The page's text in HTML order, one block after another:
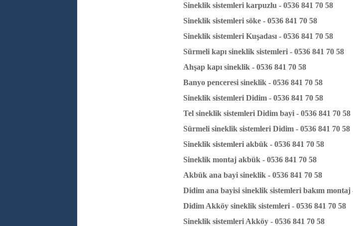
Sineklik sistemleri karpuzlu - 0536 841 70 58
Sineklik sistemleri söke - 0536 841 70 58
Sineklik sistemleri Kuşadası - 0536 841 70 58
Sürmeli kapı sineklik sistemleri - 0536 841 70 58
Ahşap kapı sineklik - 0536 841 70 58
Banyo penceresi sineklik - 0536 841 70 58
Sineklik sistemleri Didim - 0536 841 70 58
Tel sineklik sistemleri Didim bayi - 0536 841 70 58
Sürmeli sineklik sistemleri Didim - 0536 841 70 58
Sineklik sistemleri akbük - 0536 841 70 58
Sineklik montaj akbük - 0536 841 70 58
Akbük ana bayi sineklik - 0536 841 70 58
Didim ana bayisi sineklik sistemleri bakım montaj
Didim Akköy sineklik sistemleri - 0536 841 70 58
Sineklik sistemleri Akköy - 0536 841 70 58